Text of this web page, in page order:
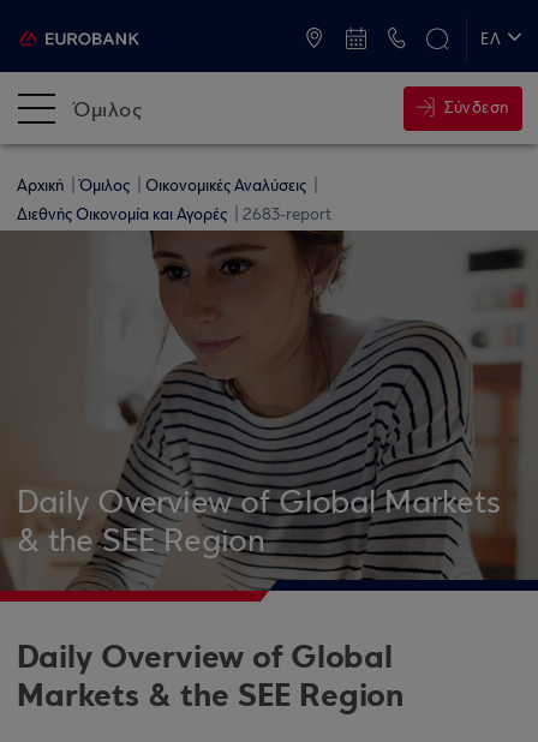
ΕΛ
Όμιλος Σύνδεση
Αρχική Όμιλος
Οικονομικές Αναλύσεις
Διεθνής Οικονομία και Αγορές
2683-report
Daily Overview of Global Markets
& the SEE Region
Daily Overview of Global
Markets & the SEE Region